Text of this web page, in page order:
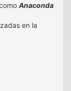
Anaconda
en la